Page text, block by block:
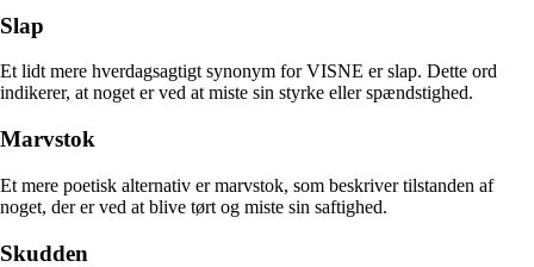
Slap
Et lidt mere hverdagsagtigt synonym for VISNE er slap. Dette ord
indikerer, at noget er ved at miste sin styrke eller spændstighed.
Marvstok
Et mere poetisk alternativ er marvstok, som beskriver tilstanden af
noget, der er ved at blive tørt og miste sin saftighed.
Skudden